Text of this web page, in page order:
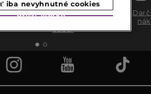
Expresný
odber
iba nevyhnutné cookies
Prijať všetko